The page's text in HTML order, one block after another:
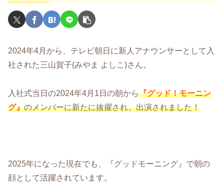
2024年4月から、テレビ朝日に新人アナウンサーとして入
社された三山賀子(みやま よしこ)さん。
入社式当日の2024年4月1日の朝から『グッド！モーニン
グ』のメンバーに新たに抜擢され、出演されました！
2025年になった現在でも、『グッドモーニング』で朝の
顔として活躍されています。